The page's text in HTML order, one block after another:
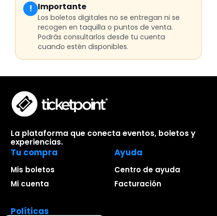
! Importante
Los boletos digitales no se entregan ni se
recogen en taquilla o puntos de venta.
Podrás consultarlos desde tu cuenta
cuando estén disponibles.
La plataforma que conecta eventos, boletos y
experiencias.
Tu compra
Mis boletos
Mi cuenta
Ayuda
Centro de ayuda
Facturación
Políticas